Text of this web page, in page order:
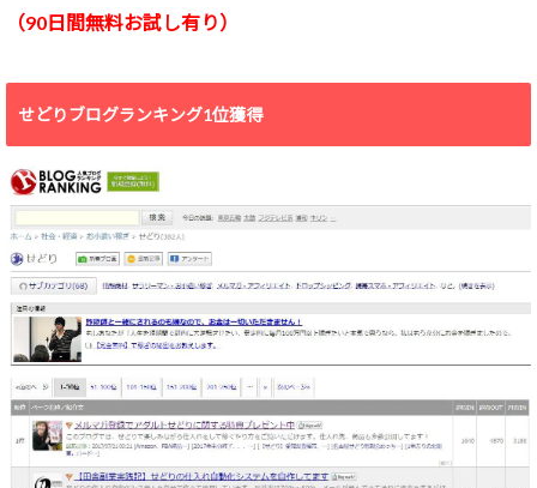
（90日間無料お試し有り）
せどりブログランキング1位獲得